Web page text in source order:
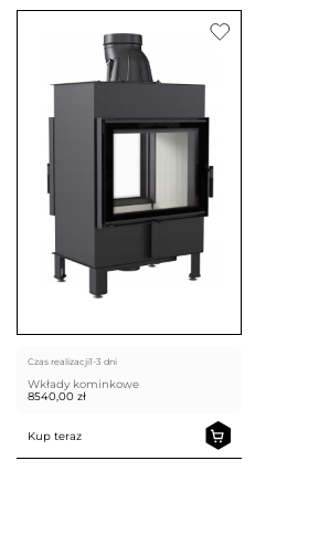
Czas realizacji1-3 dni
Wkłady kominkowe
8540,00 zł
Kup teraz